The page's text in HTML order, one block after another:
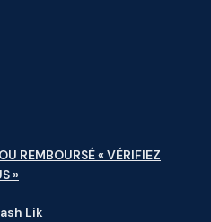
REMBOURSÉ « VÉRIFIEZ
»
Lik